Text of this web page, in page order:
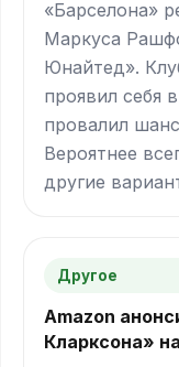
«Барселона»
Маркуса
Юнайтед».
проявил себя
провалил
Вероятнее
другие
Другое
Amazon
Кларксона»